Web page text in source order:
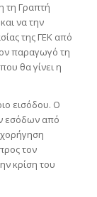
τη Γραπτή
να την
της ΓΕΚ από
παραγωγό τη
θα γίνει η
εισόδου. Ο
εσόδων από
τον
κρίση του